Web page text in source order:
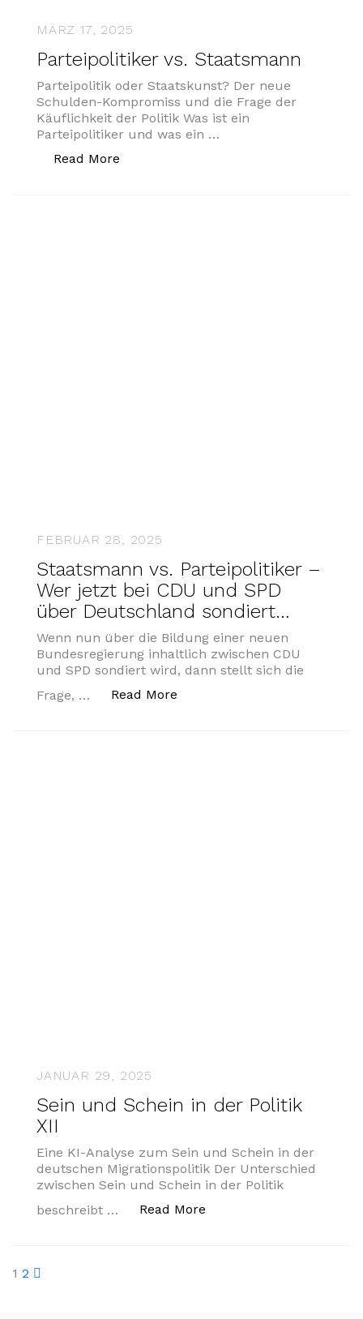
MÄRZ 17, 2025
Parteipolitiker vs. Staatsmann
Parteipolitik oder Staatskunst? Der neue
Schulden-Kompromiss und die Frage der
Käuflichkeit der Politik Was ist ein
Parteipolitiker und was ein …
Read More
FEBRUAR 28, 2025
Staatsmann vs. Parteipolitiker –
Wer jetzt bei CDU und SPD
über Deutschland sondiert…
Wenn nun über die Bildung einer neuen
Bundesregierung inhaltlich zwischen CDU
und SPD sondiert wird, dann stellt sich die
Frage, …
Read More
JANUAR 29, 2025
Sein und Schein in der Politik
XII
Eine KI-Analyse zum Sein und Schein in der
deutschen Migrationspolitik Der Unterschied
zwischen Sein und Schein in der Politik
beschreibt …
Read More
Seitennummerierung
1 2